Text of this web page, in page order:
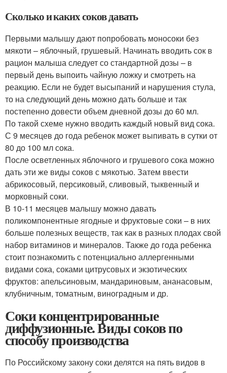
Сколько и каких соков давать
Первыми малышу дают попробовать моносоки без
мякоти – яблочный, грушевый. Начинать вводить сок в
рацион малыша следует со стандартной дозы – в
первый день выпоить чайную ложку и смотреть на
реакцию. Если не будет высыпаний и нарушения стула,
то на следующий день можно дать больше и так
постепенно довести объем дневной дозы до 60 мл.
По такой схеме нужно вводить каждый новый вид сока.
С 9 месяцев до года ребенок может выпивать в сутки от
80 до 100 мл сока.
После осветленных яблочного и грушевого сока можно
дать эти же виды соков с мякотью. Затем ввести
абрикосовый, персиковый, сливовый, тыквенный и
морковный соки.
В 10-11 месяцев малышу можно давать
поликомпонентные ягодные и фруктовые соки – в них
больше полезных веществ, так как в разных плодах свой
набор витаминов и минералов. Также до года ребенка
стоит познакомить с потенциально аллергенными
видами сока, соками цитрусовых и экзотических
фруктов: апельсиновым, мандариновым, ананасовым,
клубничным, томатным, виноградным и др.
Соки концентрированные
диффузионные. Виды соков по
способу производства
По Российскому закону соки делятся на пять видов в